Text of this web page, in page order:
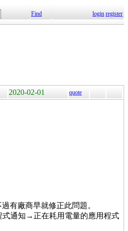
Find login register
2020-02-01 quote
有廠商早就修正此問題。
通知→正在耗用電量的應用程式